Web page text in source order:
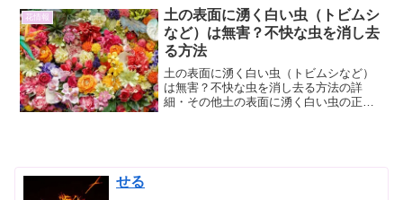
に、土から漂う独特の臭いが部屋の空気
を悪くしてしまうことがありま...
花情報
土の表面に湧く白い虫（トビムシ
など）は無害？不快な虫を消し去
る方法
土の表面に湧く白い虫（トビムシなど）
は無害？不快な虫を消し去る方法の詳
細・その他土の表面に湧く白い虫の正体
せる